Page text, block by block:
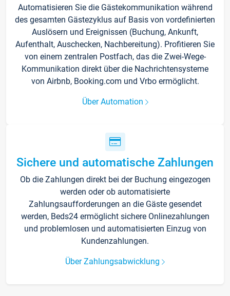
Automatisieren Sie die Gästekommunikation während
des gesamten Gästezyklus auf Basis von vordefinierten
Auslösern und Ereignissen (Buchung, Ankunft,
Aufenthalt, Auschecken, Nachbereitung). Profitieren Sie
von einem zentralen Postfach, das die Zwei-Wege-
Kommunikation direkt über die Nachrichtensysteme
von Airbnb, Booking.com und Vrbo ermöglicht.
Über Automation
Sichere und automatische Zahlungen
Ob die Zahlungen direkt bei der Buchung eingezogen
werden oder ob automatisierte
Zahlungsaufforderungen an die Gäste gesendet
werden, Beds24 ermöglicht sichere Onlinezahlungen
und problemlosen und automatisierten Einzug von
Kundenzahlungen.
Über Zahlungsabwicklung